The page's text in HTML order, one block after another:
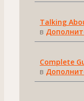
Talking
в
Complete
в